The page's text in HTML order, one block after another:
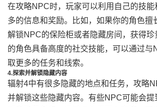
在攻略NPC时，玩家可以利用自己的技能
多的信息和奖励。比如，如果你的角色擅
解锁NPC的保险柜或者隐藏房间，获得珍
的角色具备高度的社交技能，可以通过与
取更多的任务和线索。
4.探索并解锁隐藏内容
辐射4中有很多隐藏的地点和任务，攻略
并解锁这些隐藏内容。有些NPC可能会提